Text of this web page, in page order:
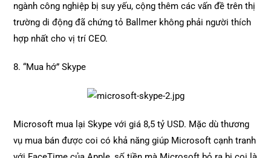
ngành công nghiệp bị suy yếu, cộng thêm các vấn đề trên thị
trường di động đã chứng tỏ Ballmer không phải người thích
hợp nhất cho vị trí CEO.
8. “Mua hớ” Skype
Microsoft mua lại Skype với giá 8,5 tỷ USD. Mặc dù thương
vụ mua bán được coi có khả năng giúp Microsoft cạnh tranh